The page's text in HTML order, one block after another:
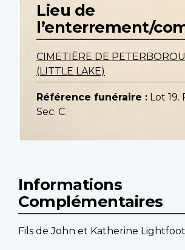
Lieu de
l’enterrement/
CIMETIÈRE DE
(LITTLE LAKE)
Référence funéraire : Lot 19.
Sec. C.
Informations
Complémentaires
Fils de John et Katherine